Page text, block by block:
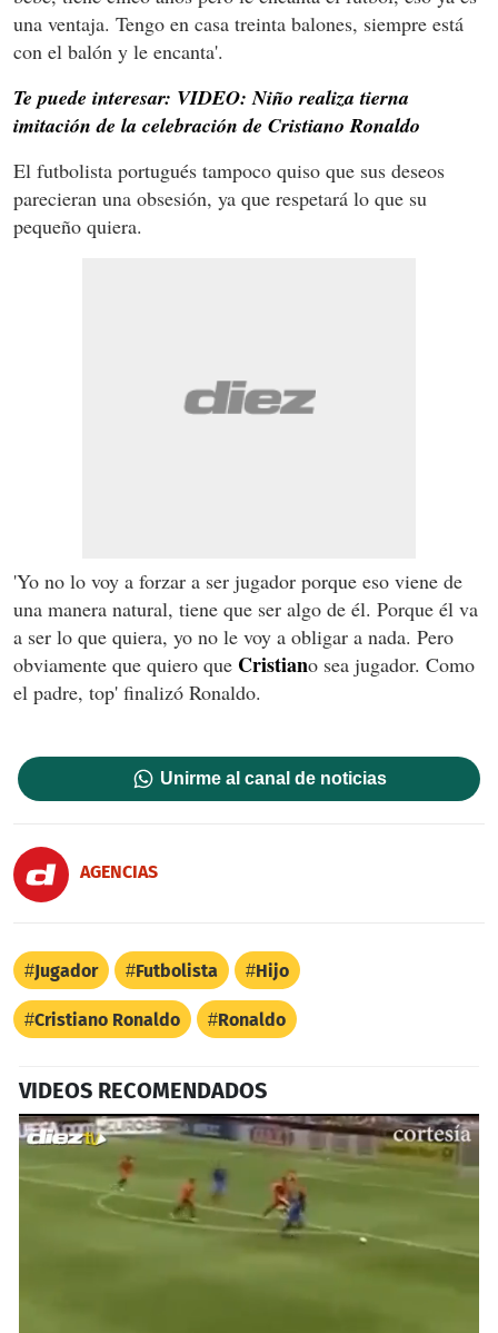
una ventaja. Tengo en casa treinta balones, siempre está
con el balón y le encanta'.
Te puede interesar: VIDEO: Niño realiza tierna
imitación de la celebración de Cristiano Ronaldo
El futbolista portugués tampoco quiso que sus deseos
parecieran una obsesión, ya que respetará lo que su
pequeño quiera.
'Yo no lo voy a forzar a ser jugador porque eso viene de
una manera natural, tiene que ser algo de él. Porque él va
a ser lo que quiera, yo no le voy a obligar a nada. Pero
obviamente que quiero que Cristiano sea jugador. Como
el padre, top' finalizó Ronaldo.
Unirme al canal de noticias
AGENCIAS
Jugador Futbolista Hijo
Cristiano Ronaldo Ronaldo
VIDEOS RECOMENDADOS